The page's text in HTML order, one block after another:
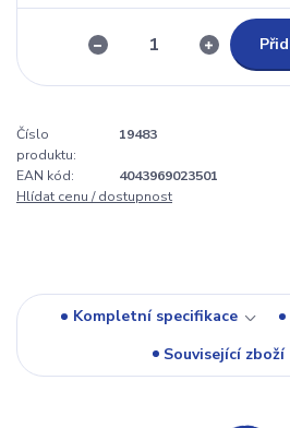
Číslo
produktu:
19483
EAN kód:
4043969023501
Hlídat cenu / dostupnost
Kompletní specifikace
Související zboží